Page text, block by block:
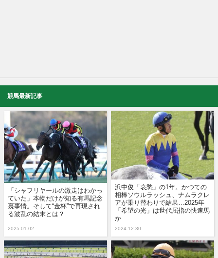
競馬最新記事
「シャフリヤールの激走はわかっ
ていた」本物だけが知る有馬記念
裏事情。そして“金杯”で再現され
る波乱の結末とは？
2025.01.02
浜中俊「哀愁」の1年。かつての
相棒ソウルラッシュ、ナムラクレ
アが乗り替わりで結果…2025年
「希望の光」は世代屈指の快速馬
か
2024.12.30